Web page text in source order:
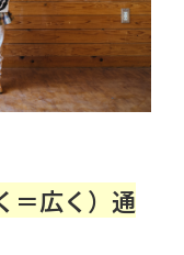
＝広く）通